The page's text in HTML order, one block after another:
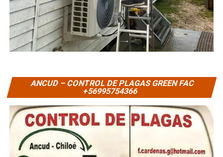
ANCUD – CONTROL DE PLAGAS GREEN FAC
+56995754366